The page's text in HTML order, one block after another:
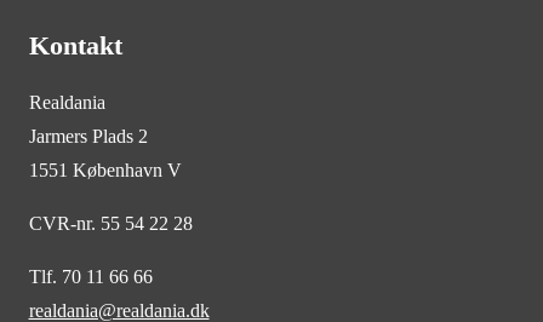
Kontakt
Realdania
Jarmers Plads 2
1551 København V
CVR-nr. 55 54 22 28
Tlf. 70 11 66 66
realdania@realdania.dk